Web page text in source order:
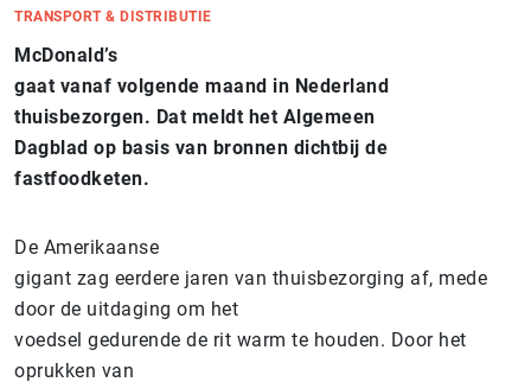
TRANSPORT & DISTRIBUTIE
McDonald’s
gaat vanaf volgende maand in Nederland
thuisbezorgen. Dat meldt het Algemeen
Dagblad op basis van bronnen dichtbij de
fastfoodketen.
De Amerikaanse
gigant zag eerdere jaren van thuisbezorging af, mede
door de uitdaging om het
voedsel gedurende de rit warm te houden. Door het
oprukken van